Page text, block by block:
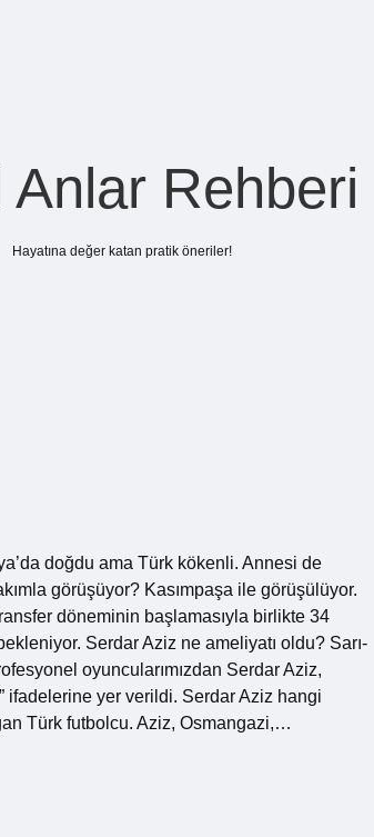
Anlar Rehberi
Hayatına değer katan pratik öneriler!
doğdu ama Türk kökenli. Annesi de
görüşüyor? Kasımpaşa ile görüşülüyor.
döneminin başlamasıyla birlikte 34
Serdar Aziz ne ameliyatı oldu? Sarı-
oyuncularımızdan Serdar Aziz,
ifadelerine yer verildi. Serdar Aziz hangi
Türk futbolcu. Aziz, Osmangazi,…